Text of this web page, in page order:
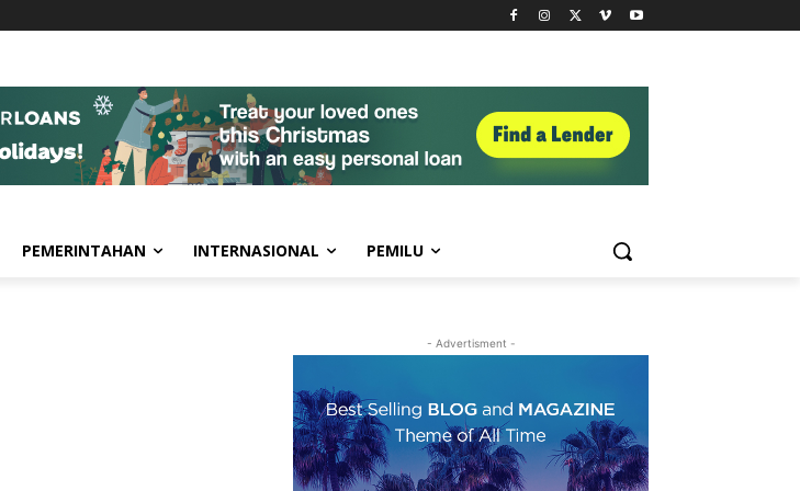
PEMERINTAHAN INTERNASIONAL PEMILU
- Advertisment -